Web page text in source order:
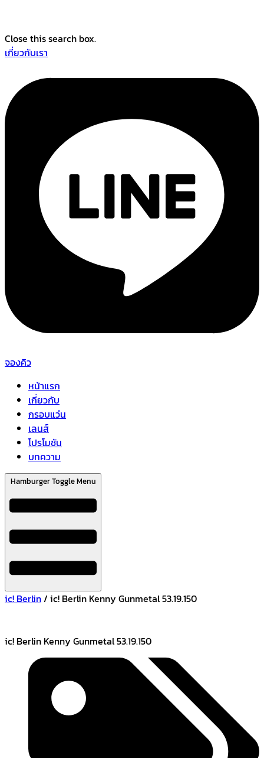
Close this search box.
เกี่ยวกับเรา
จองคิว
หน้าแรก
เกี่ยวกับ
กรอบแว่น
เลนส์
โปรโมชัน
บทความ
Hamburger Toggle Menu
ic! Berlin/ ic! Berlin Kenny Gunmetal 53.19.150
ic! Berlin Kenny Gunmetal 53.19.150